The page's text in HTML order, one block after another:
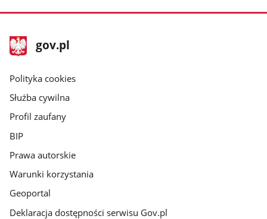
stopka
gov.pl
Strona
gov.pl
gov.pl
Polityka cookies
Służba cywilna
Profil zaufany
BIP
Prawa autorskie
Warunki korzystania
Geoportal
Deklaracja dostępności serwisu Gov.pl